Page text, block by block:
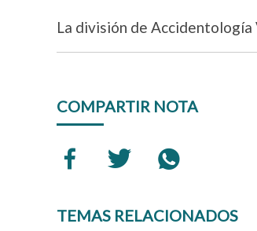
La división de
COMPARTIR NOTA
TEMAS RELACIONADOS